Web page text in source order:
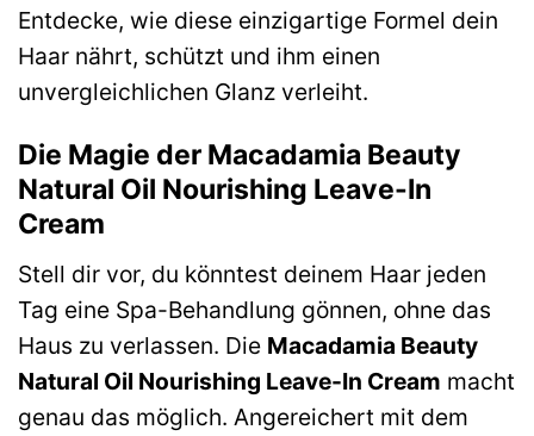
Entdecke, wie diese einzigartige Formel dein
Haar nährt, schützt und ihm einen
unvergleichlichen Glanz verleiht.
Die Magie der Macadamia Beauty
Natural Oil Nourishing Leave-In
Cream
Stell dir vor, du könntest deinem Haar jeden
Tag eine Spa-Behandlung gönnen, ohne das
Haus zu verlassen. Die Macadamia Beauty
Natural Oil Nourishing Leave-In Cream macht
genau das möglich. Angereichert mit dem